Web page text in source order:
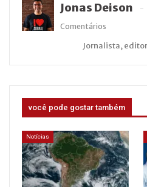
Jonas Deison
Comentários
Jornalista,
você pode gostar também
Notícias